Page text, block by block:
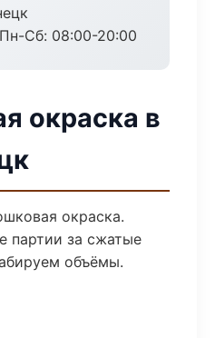
Пн-Сб: 08:00-20:00
окраска в
окраска.
партии за сжатые
объёмы.